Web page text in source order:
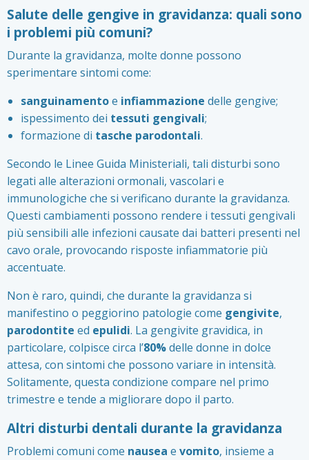
Salute delle gengive in gravidanza: quali sono
i problemi più comuni?
Durante la gravidanza, molte donne possono
sperimentare sintomi come:
sanguinamentoe infiammazione delle gengive;
ispessimento dei tessuti gengivali;
formazione di tasche parodontali.
Secondo le Linee Guida Ministeriali, tali disturbi sono
legati alle alterazioni ormonali, vascolari e
immunologiche che si verificano durante la gravidanza.
Questi cambiamenti possono rendere i tessuti gengivali
più sensibili alle infezioni causate dai batteri presenti nel
cavo orale, provocando risposte infiammatorie più
accentuate.
Non è raro, quindi, che durante la gravidanza si
manifestino o peggiorino patologie come gengivite,
parodontite ed epulidi. La gengivite gravidica, in
particolare, colpisce circa l’80%delle donne in dolce
attesa, con sintomi che possono variare in intensità.
Solitamente, questa condizione compare nel primo
trimestre e tende a migliorare dopo il parto.
Altri disturbi dentali durante la gravidanza
Problemi comuni come nausea e vomito, insieme a